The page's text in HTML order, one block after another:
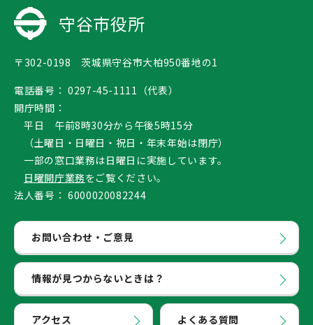
守谷市役所
〒302-0198 茨城県守谷市大柏950番地の1
電話番号： 0297-45-1111（代表）
開庁時間：
平日 午前8時30分から午後5時15分
（土曜日・日曜日・祝日・年末年始は閉庁）
一部の窓口業務は日曜日に実施しています。
日曜開庁業務をご覧ください。
法人番号： 6000020082244
お問い合わせ・ご意見
情報が見つからないときは？
アクセス よくある質問